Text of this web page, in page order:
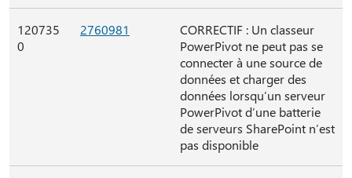
120735
0
2760981
CORRECTIF : Un classeur
PowerPivot ne peut pas se
connecter à une source de
données et charger des
données lorsqu’un serveur
PowerPivot d’une batterie
de serveurs SharePoint n’est
pas disponible